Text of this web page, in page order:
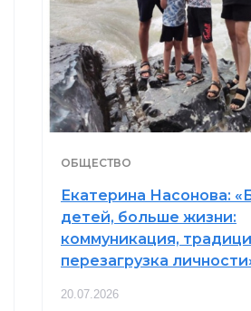
ОБЩЕСТВО
Екатерина Насонова:
детей, больше жизни:
коммуникация,
перезагрузка
20.07.2026